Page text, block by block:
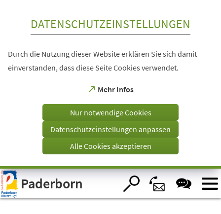
Visuelle
Assistenzsoftware
öffnen.
DATENSCHUTZEINSTELLUNGEN
Durch die Nutzung dieser Website erklären Sie sich damit
einverstanden, dass diese Seite Cookies verwendet.
Mehr Infos
(Öffnet
einem
Tab)
Nur notwendige Cookies
Datenschutzeinstellungen anpassen
Alle Cookies akzeptieren
Paderborn